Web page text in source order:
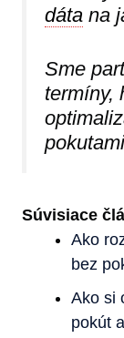
dáta na
Sme
termíny,
Súvisiace
Ako
bez
Ako si
pokút